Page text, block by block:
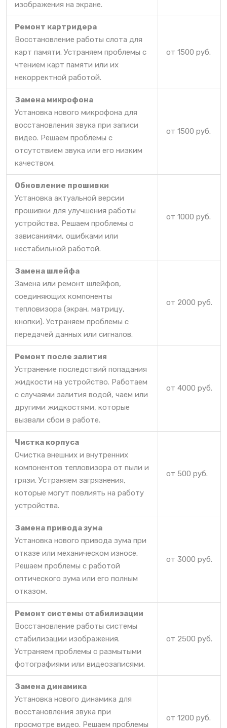
изображения на экране.
Ремонт картридера
Восстановление работы слота для
карт памяти. Устраняем проблемы с
чтением карт памяти или их
некорректной работой.
от 1500 руб.
Замена микрофона
Установка нового микрофона для
восстановления звука при записи
видео. Решаем проблемы с
отсутствием звука или его низким
качеством.
от 1500 руб.
Обновление прошивки
Установка актуальной версии
прошивки для улучшения работы
устройства. Решаем проблемы с
зависаниями, ошибками или
нестабильной работой.
от 1000 руб.
Замена шлейфа
Замена или ремонт шлейфов,
соединяющих компоненты
тепловизора (экран, матрицу,
кнопки). Устраняем проблемы с
передачей данных или сигналов.
от 2000 руб.
Ремонт после залития
Устранение последствий попадания
жидкости на устройство. Работаем
с случаями залития водой, чаем или
другими жидкостями, которые
вызвали сбои в работе.
от 4000 руб.
Чистка корпуса
Очистка внешних и внутренних
компонентов тепловизора от пыли и
грязи. Устраняем загрязнения,
которые могут повлиять на работу
устройства.
от 500 руб.
Замена привода зума
Установка нового привода зума при
отказе или механическом износе.
Решаем проблемы с работой
оптического зума или его полным
отказом.
от 3000 руб.
Ремонт системы стабилизации
Восстановление работы системы
стабилизации изображения.
Устраняем проблемы с размытыми
фотографиями или видеозаписями.
от 2500 руб.
Замена динамика
Установка нового динамика для
восстановления звука при
просмотре видео. Решаем проблемы
от 1200 руб.